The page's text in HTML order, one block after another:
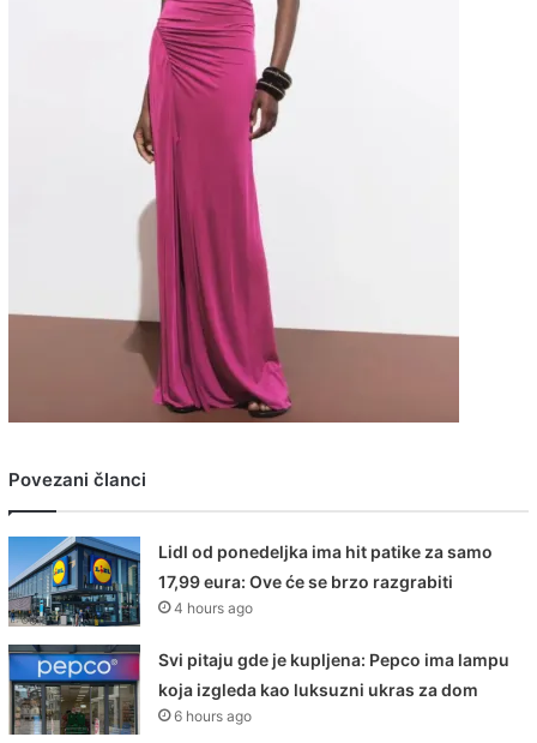
Povezani članci
Lidl od ponedeljka ima hit patike za samo
17,99 eura: Ove će se brzo razgrabiti
4 hours ago
Svi pitaju gde je kupljena: Pepco ima lampu
koja izgleda kao luksuzni ukras za dom
6 hours ago